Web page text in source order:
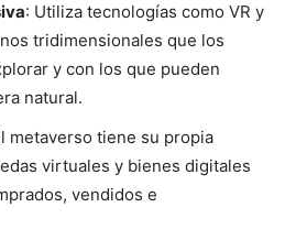
: Utiliza tecnologías como VR y
tridimensionales que los
y con los que pueden
natural.
metaverso tiene su propia
virtuales y bienes digitales
vendidos e